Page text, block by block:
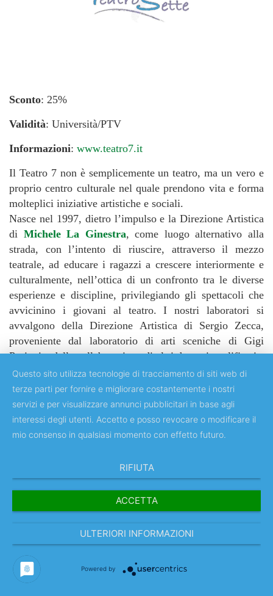
Sconto: 25%
Validità: Università/PTV
Informazioni: www.teatro7.it
Il Teatro 7 non è semplicemente un teatro, ma un vero e
proprio centro culturale nel quale prendono vita e forma
molteplici iniziative artistiche e sociali.
Nasce nel 1997, dietro l’impulso e la Direzione Artistica
di Michele La Ginestra, come luogo alternativo alla
strada, con l’intento di riuscire, attraverso il mezzo
teatrale, ad educare i ragazzi a crescere interiormente e
culturalmente, nell’ottica di un confronto tra le diverse
esperienze e discipline, privilegiando gli spettacoli che
avvicinino i giovani al teatro. I nostri laboratori si
avvalgono della Direzione Artistica di Sergio Zecca,
proveniente dal laboratorio di arti sceniche di Gigi
Proietti e della collaborazione di altri docenti qualificati.
Teatro 7 intende riservare a tutta la comunità
universitaria Tor Vergata e ai dipendenti del PTV la
seguente scontistica:
Uno sconto pari al 25% sul prezzo dei biglietti
Uno sconto pari al 10% sugli abbonamenti
Fondazione Piccolo America
Amministratore 11% - 20%,Teatro, Cinema e
Musica
12 Giugno 2024
Questo sito utilizza tecnologie di tracciamento di siti web di
terze parti per fornire e migliorare costantemente i nostri
servizi e per visualizzare annunci pubblicitari in base agli
interessi degli utenti. Accetto e posso revocare o modificare il
mio consenso in qualsiasi momento con effetto futuro.
RIFIUTA
ACCETTA
ULTERIORI INFORMAZIONI
Powered by